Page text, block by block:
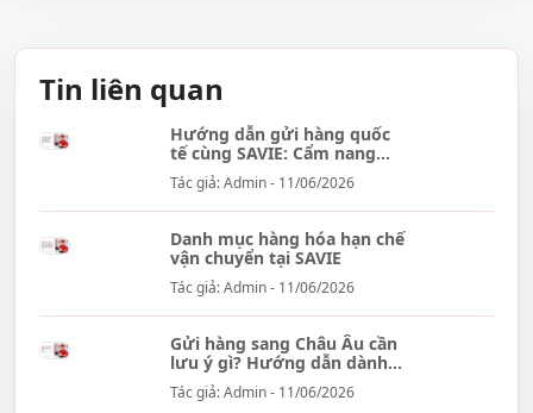
Tin liên quan
Hướng dẫn gửi hàng quốc
tế cùng SAVIE: Cẩm nang
đầy đủ...
Tác giả: Admin - 11/06/2026
Danh mục hàng hóa hạn chế
vận chuyển tại SAVIE
Tác giả: Admin - 11/06/2026
Gửi hàng sang Châu Âu cần
lưu ý gì? Hướng dẫn dành...
Tác giả: Admin - 11/06/2026